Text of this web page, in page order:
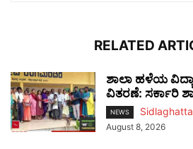
RELATED
ಶಾಲಾ ಹಳೆಯ
ವಿತರಣೆ: ಸರ್ಕಾರಿ
NEWS
August 8, 2026